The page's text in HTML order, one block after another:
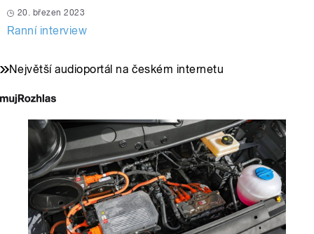
20. březen 2023
Ranní interview
Největší audioportál na českém internetu